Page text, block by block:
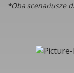
*Oba scenariusze